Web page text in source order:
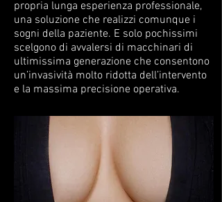
propria lunga esperienza professionale,
una soluzione che realizzi comunque i
sogni della paziente. E solo pochissimi
scelgono di avvalersi di macchinari di
ultimissima generazione che consentono
un’invasività molto ridotta dell’intervento
e la massima precisione operativa.